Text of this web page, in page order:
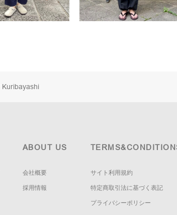
Kuribayashi
ABOUT US
会社概要
採用情報
サイト利用規約
特定商取引法に基づく表記
プライバシーポリシー